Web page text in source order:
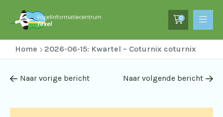
0
Home 2026-06-15: Kwartel – Coturnix coturnix
Naar vorige bericht Naar volgende bericht